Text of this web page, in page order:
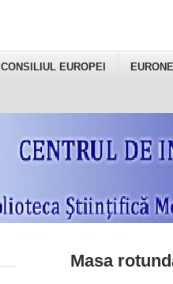
CONSILIUL EUROPEI
Masa